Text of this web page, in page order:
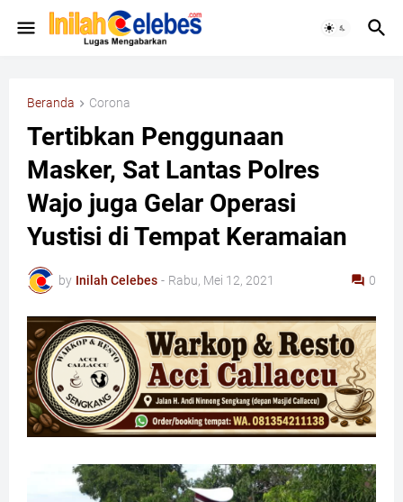
Beranda Corona
Tertibkan Penggunaan
Masker, Sat Lantas Polres
Wajo juga Gelar Operasi
Yustisi di Tempat Keramaian
by Inilah Celebes - Rabu, Mei 12, 2021 0